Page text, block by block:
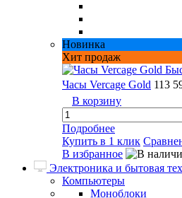
Новинка
Хит продаж
Часы Vercage Gold 113
В корзину
Подробнее
Купить в 1 клик
В избранное
Электроника и бытовая
Компьютеры
Моноблоки